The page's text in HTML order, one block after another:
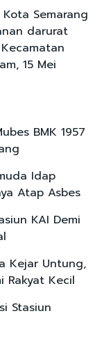
Semarang
darurat
15 Mei
BMK 1957
Idap
Atap Asbes
KAI Demi
Kejar Untung,
Rakyat Kecil
Stasiun